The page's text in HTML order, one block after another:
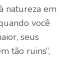
natureza em
você
seus
tão ruins”,